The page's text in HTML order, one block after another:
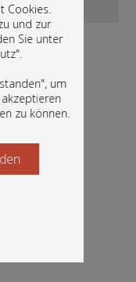
Cookies.
und zur
Sie unter
".
um
zu können.
digitalen